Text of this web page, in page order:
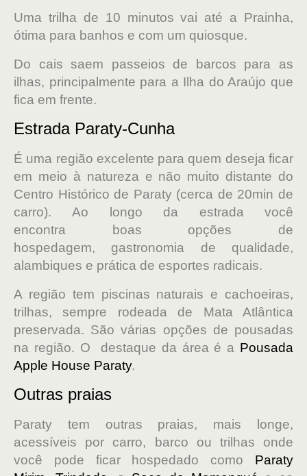
Uma trilha de 10 minutos vai até a Prainha,
ótima para banhos e com um quiosque.
Do cais saem passeios de barcos para as
ilhas, principalmente para a Ilha do Araújo que
fica em frente.
Estrada Paraty-Cunha
É uma região excelente para quem deseja ficar
em meio à natureza e não muito distante do
Centro Histórico de Paraty (cerca de 20min de
carro). Ao longo da estrada você
encontra boas opções de
hospedagem, gastronomia de qualidade,
alambiques e prática de esportes radicais.
A região tem piscinas naturais e cachoeiras,
trilhas, sempre rodeada de Mata Atlântica
preservada. São várias opções de pousadas
na região. O destaque da área é a Pousada
Apple House Paraty.
Outras praias
Paraty tem outras praias, mais longe,
acessíveis por carro, barco ou trilhas onde
você pode ficar hospedado como Paraty